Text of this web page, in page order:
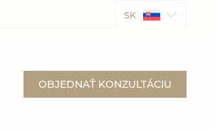
SK
OBJEDNAŤ KONZULTÁCIU